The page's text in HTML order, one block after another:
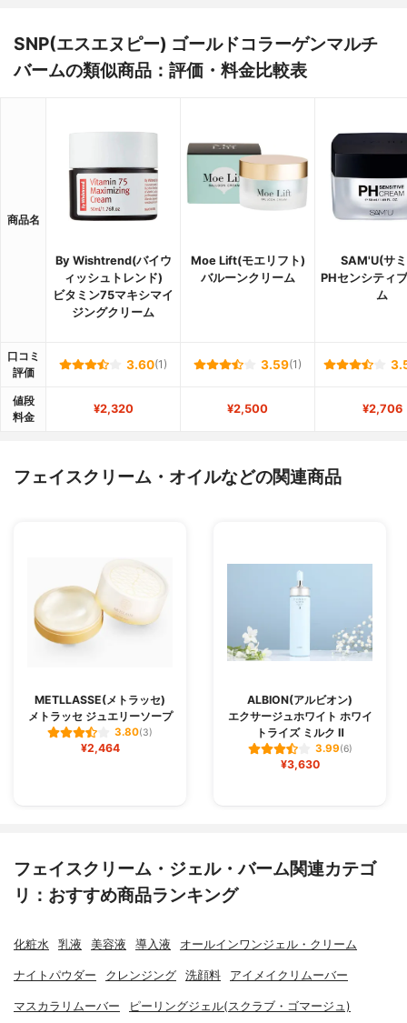
SNP(エスエヌピー) ゴールドコラーゲンマルチ
バームの類似商品：評価・料金比較表
商品名
By Wishtrend(バイウ
ィッシュトレンド)
ビタミン75マキシマイ
ジングクリーム
Moe Lift(モエリフト)
バルーンクリーム
SAM'U(サ
PHセンシティ
ム
口コミ
評価
3.60(1) 3.59(1)
値段
料金
¥2,320 ¥2,500 ¥2,706
フェイスクリーム・オイルなどの関連商品
METLLASSE(メトラッセ)
メトラッセ ジュエリーソープ
3.80(3)
¥2,464
ALBION(アルビオン)
エクサージュホワイト ホワイ
トライズ ミルク Ⅱ
3.99(6)
¥3,630
フェイスクリーム・ジェル・バーム関連カテゴ
リ：おすすめ商品ランキング
化粧水 乳液 美容液 導入液 オールインワンジェル・クリーム
ナイトパウダー クレンジング 洗顔料 アイメイクリムーバー
マスカラリムーバー ピーリングジェル(スクラブ・ゴマージュ)